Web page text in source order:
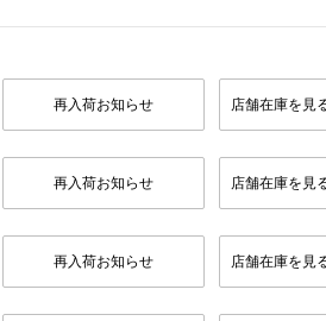
再入荷お知らせ 店舗在庫を見
再入荷お知らせ 店舗在庫を見
再入荷お知らせ 店舗在庫を見